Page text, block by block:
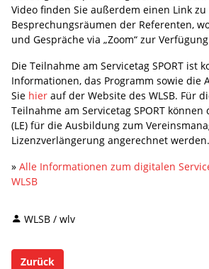
Video finden Sie außerdem einen Link
Besprechungsräumen der Referenten,
und Gespräche via „Zoom“ zur
Die Teilnahme am Servicetag SPORT ist
Informationen, das Programm sowie die
Sie hier auf der Website des WLSB. Für
Teilnahme am Servicetag SPORT
(LE) für die Ausbildung zum
Lizenzverlängerung angerechnet werden.
» Alle Informationen zum digitalen
WLSB
WLSB / wlv
Zurück